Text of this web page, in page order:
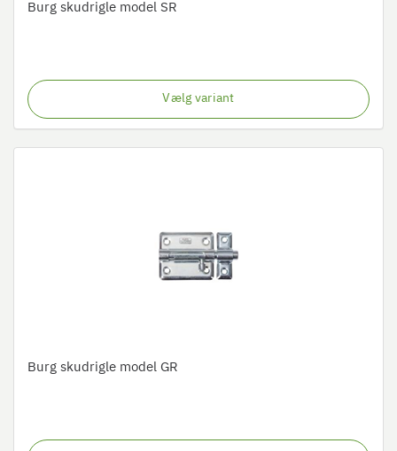
Burg skudrigle model SR
Vælg variant
Burg skudrigle model GR